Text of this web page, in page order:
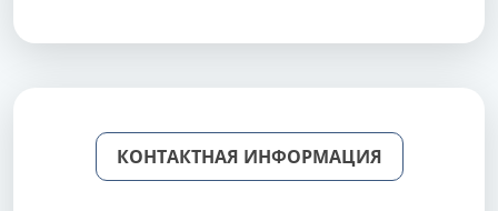
КОНТАКТНАЯ ИНФОРМАЦИЯ